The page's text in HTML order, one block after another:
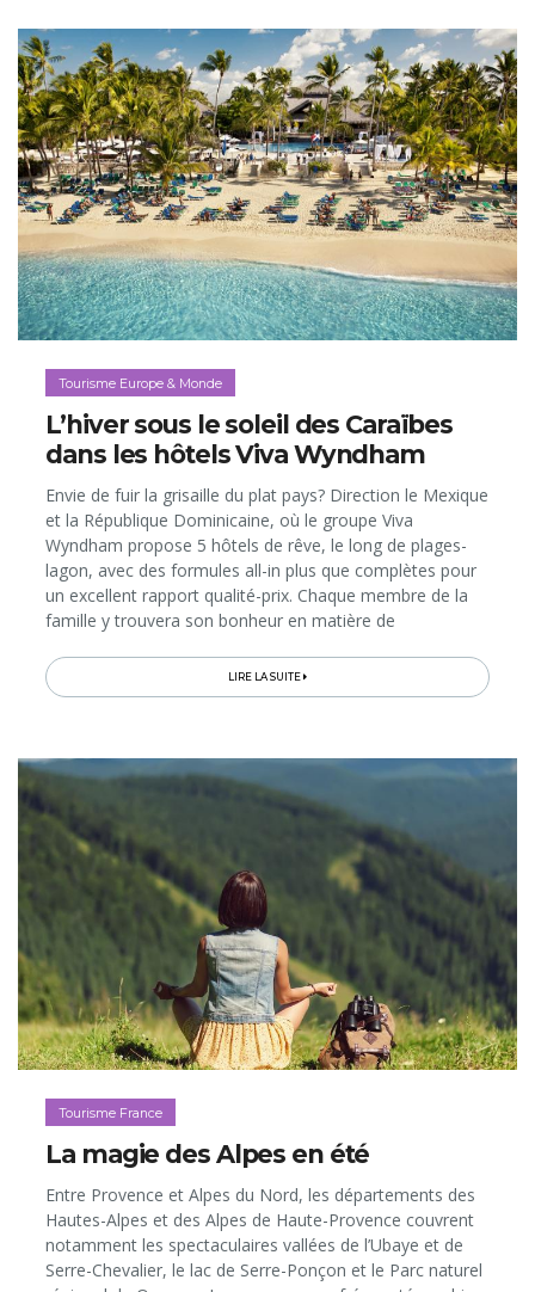
Tourisme Europe & Monde
L’hiver sous le soleil des Caraïbes
dans les hôtels Viva Wyndham
Envie de fuir la grisaille du plat pays? Direction le Mexique
et la République Dominicaine, où le groupe Viva
Wyndham propose 5 hôtels de rêve, le long de plages-
lagon, avec des formules all-in plus que complètes pour
un excellent rapport qualité-prix. Chaque membre de la
famille y trouvera son bonheur en matière de
seront soignés aux petits oignons, avec des forfaits
spécialement conçus pour les mariages et les lunes de
LIRE LA SUITE
Tourisme France
La magie des Alpes en été
Entre Provence et Alpes du Nord, les départements des
Hautes-Alpes et des Alpes de Haute-Provence couvrent
notamment les spectaculaires vallées de l’Ubaye et de
Serre-Chevalier, le lac de Serre-Ponçon et le Parc naturel